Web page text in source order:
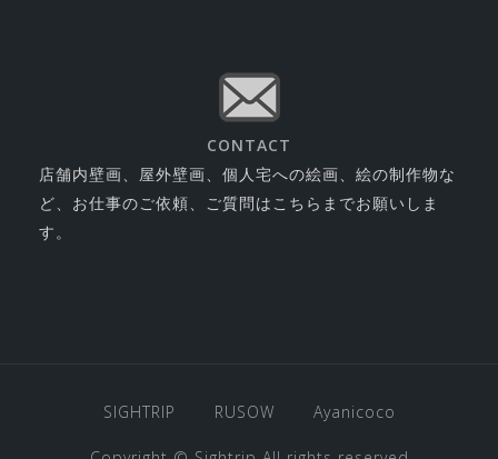
CONTACT
店舗内壁画、屋外壁画、個人宅への絵画、絵の制作物な
ど、お仕事のご依頼、ご質問はこちらまでお願いしま
す。
SIGHTRIP RUSOW Ayanicoco